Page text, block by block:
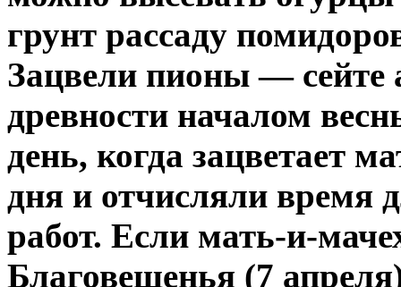
грунт рассаду
Зацвели пионы — сейте
древности началом
день, когда зацветает
дня и отчисляли время
работ. Если мать-и-
Благовещенья (7